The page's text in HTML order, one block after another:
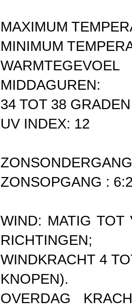
MAXIMUM
MINIMUM
MIDDAGUREN:
34 TOT 38
UV INDEX: 12
ZONSOPGANG :
WIND: MATIG TOT
RICHTINGEN;
WINDKRACHT 4
KNOPEN).
OVERDAG